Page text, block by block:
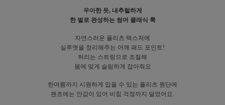
우아한 듯, 내추럴하게
한 벌로 완성하는 썸머 클래식 룩
자연스러운 플리츠 텍스처에
실루엣을 정리해주는 어깨 패드 포인트!
허리는 스트링으로 조절해
몸에 맞게 슬림하게 잡아줘요
한여름까지 시원하게 입을 수 있는 플리츠 원단에
팬츠에는 안감이 있어 비침 걱정까지 덜었어요.